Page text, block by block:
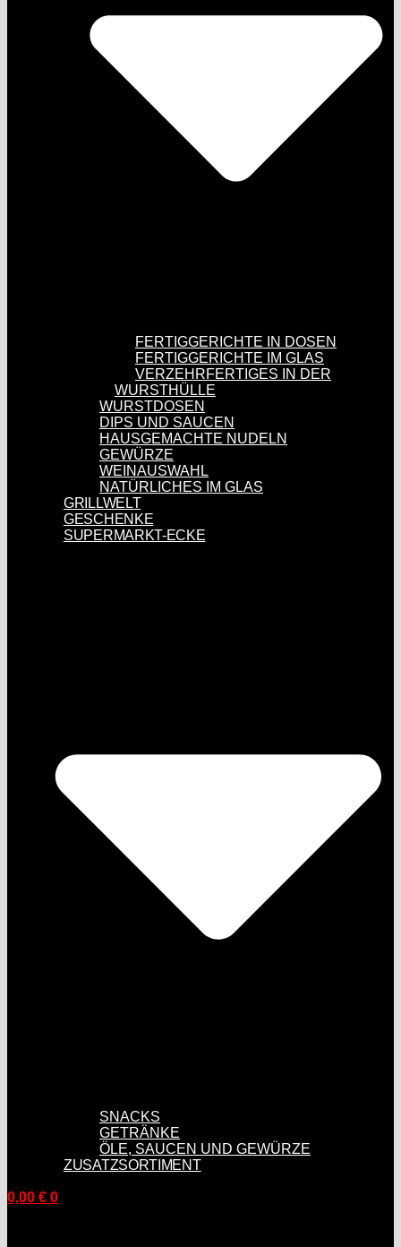
FERTIGGERICHTE IN DOSEN
FERTIGGERICHTE IM GLAS
VERZEHRFERTIGES IN DER
WURSTHÜLLE
WURSTDOSEN
DIPS UND SAUCEN
HAUSGEMACHTE NUDELN
GEWÜRZE
WEINAUSWAHL
NATÜRLICHES IM GLAS
GRILLWELT
GESCHENKE
SUPERMARKT-ECKE
SNACKS
GETRÄNKE
ÖLE, SAUCEN UND GEWÜRZE
ZUSATZSORTIMENT
0,00 € 0